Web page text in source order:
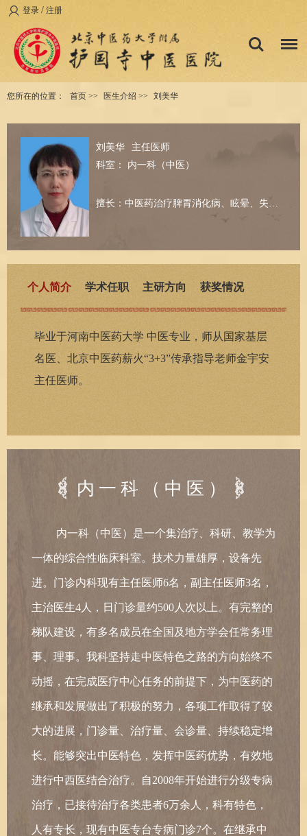
登录 / 注册
您所在的位置： 首页 >> 医生介绍 >> 刘美华
刘美华
主任医师
科室： 内一科（中医）
擅长：中医药治疗脾胃消化病、眩晕、失眠等内科常见疾病。
个人简介 学术任职 主研方向 获奖情况
毕业于河南中医药大学 中医专业，师从国家基层
名医、北京中医药薪火“3+3”传承指导老师金宇安
主任医师。
内一科（中医）
内一科（中医）是一个集治疗、科研、教学为
一体的综合性临床科室。技术力量雄厚，设备先
进。门诊内科现有主任医师6名，副主任医师3名，
主治医生4人，日门诊量约500人次以上。有完整的
梯队建设，有多名成员在全国及地方学会任常务理
事、理事。我科坚持走中医特色之路的方向始终不
动摇，在完成医疗中心任务的前提下，为中医药的
继承和发展做出了积极的努力，各项工作取得了较
大的进展，门诊量、治疗量、会诊量、持续稳定增
长。能够突出中医特色，发挥中医药优势，有效地
进行中西医结合治疗。自2008年开始进行分级专病
治疗，已接待治疗各类患者6万余人，科有特色，
人有专长，现有中医专台专病门诊7个。在继承中